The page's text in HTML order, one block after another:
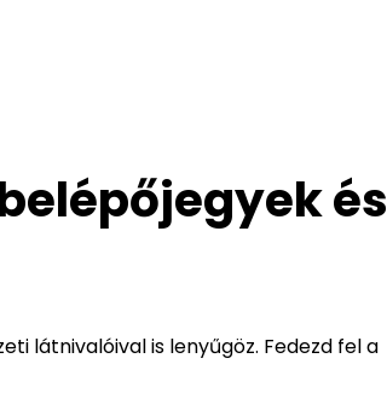
és
látnivalóival is lenyűgöz. Fedezd fel a